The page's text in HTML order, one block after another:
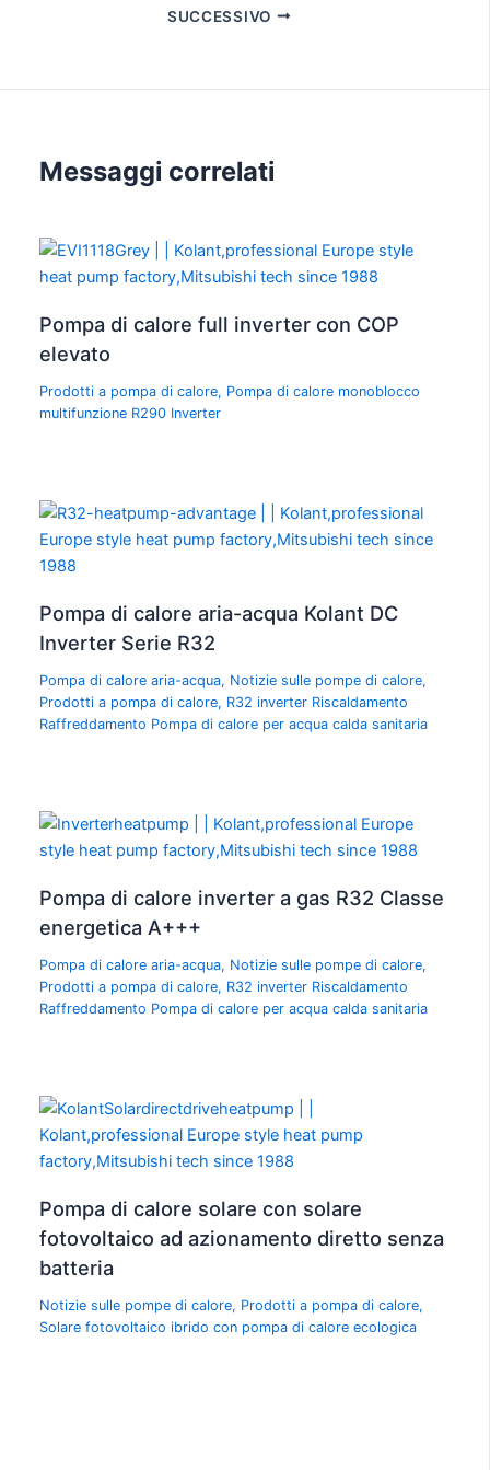
SUCCESSIVO
Messaggi correlati
Pompa di calore full inverter con COP
elevato
Prodotti a pompa di calore, Pompa di calore monoblocco
multifunzione R290 Inverter
Pompa di calore aria-acqua Kolant DC
Inverter Serie R32
Pompa di calore aria-acqua, Notizie sulle pompe di calore,
Prodotti a pompa di calore, R32 inverter Riscaldamento
Raffreddamento Pompa di calore per acqua calda sanitaria
Pompa di calore inverter a gas R32 Classe
energetica A+++
Pompa di calore aria-acqua, Notizie sulle pompe di calore,
Prodotti a pompa di calore, R32 inverter Riscaldamento
Raffreddamento Pompa di calore per acqua calda sanitaria
Pompa di calore solare con solare
fotovoltaico ad azionamento diretto senza
batteria
Notizie sulle pompe di calore, Prodotti a pompa di calore,
Solare fotovoltaico ibrido con pompa di calore ecologica